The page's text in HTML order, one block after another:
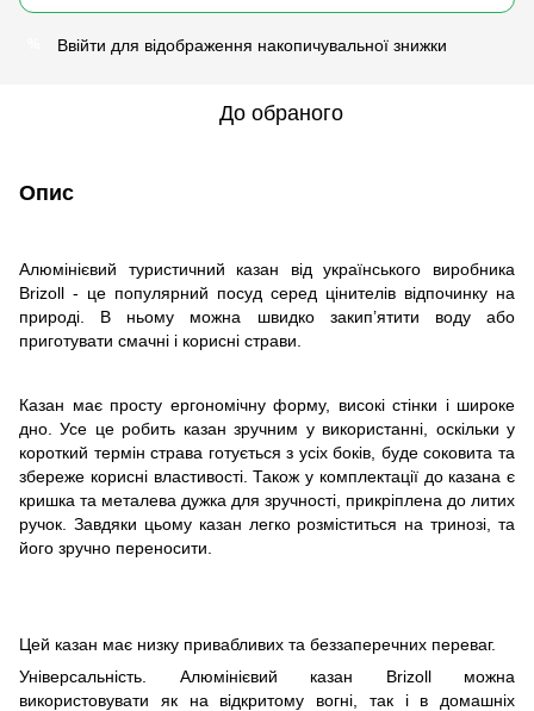
Ввійти для відображення накопичувальної знижки
До обраного
Опис
Алюмінієвий туристичний казан від українського виробника
Brizoll - це популярний посуд серед цінителів відпочинку на
природі. В ньому можна швидко закип’ятити воду або
приготувати смачні і корисні страви.
Казан має просту ергономічну форму, високі стінки і широке
дно. Усе це робить казан зручним у використанні, оскільки у
короткий термін страва готується з усіх боків, буде соковита та
збереже корисні властивості. Також у комплектації до казана є
кришка та металева дужка для зручності, прикріплена до литих
ручок. Завдяки цьому казан легко розміститься на тринозі, та
його зручно переносити.
Цей казан має низку привабливих та беззаперечних переваг.
Універсальність. Алюмінієвий казан Brizoll можна
використовувати як на відкритому вогні, так і в домашніх